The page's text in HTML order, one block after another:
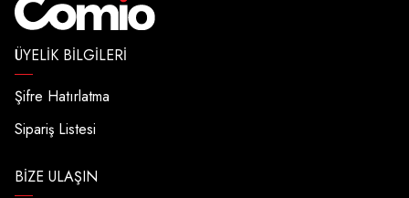
ÜYELIK BILGILERI
Şifre Hatırlatma
Sipariş Listesi
BIZE ULAŞIN